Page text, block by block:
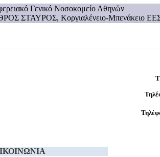
Γενικό Νοσοκομείο Αθηνών
ΣΤΑΥΡΟΣ, Κοργιαλένειο-Μπενάκειο